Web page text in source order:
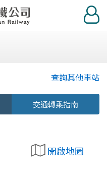
登
入
查詢其他車站
交通轉乘指南
開啟地圖